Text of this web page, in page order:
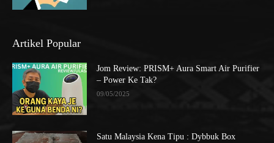
Artikel Popular
Jom Review: PRISM+ Aura Smart Air Purifier
– Power Ke Tak?
09/05/2025
Satu Malaysia Kena Tipu : Dybbuk Box